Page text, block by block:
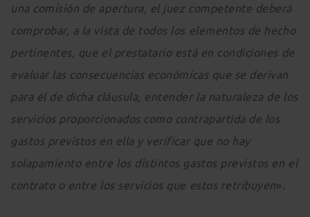
una comisión de apertura, el juez competente deberá
comprobar, a la vista de todos los elementos de hecho
pertinentes, que el prestatario está en condiciones de
evaluar las consecuencias económicas que se derivan
para él de dicha cláusula, entender la naturaleza de los
servicios proporcionados como contrapartida de los
gastos previstos en ella y verificar que no hay
solapamiento entre los distintos gastos previstos en el
contrato o entre los servicios que estos retribuyen».